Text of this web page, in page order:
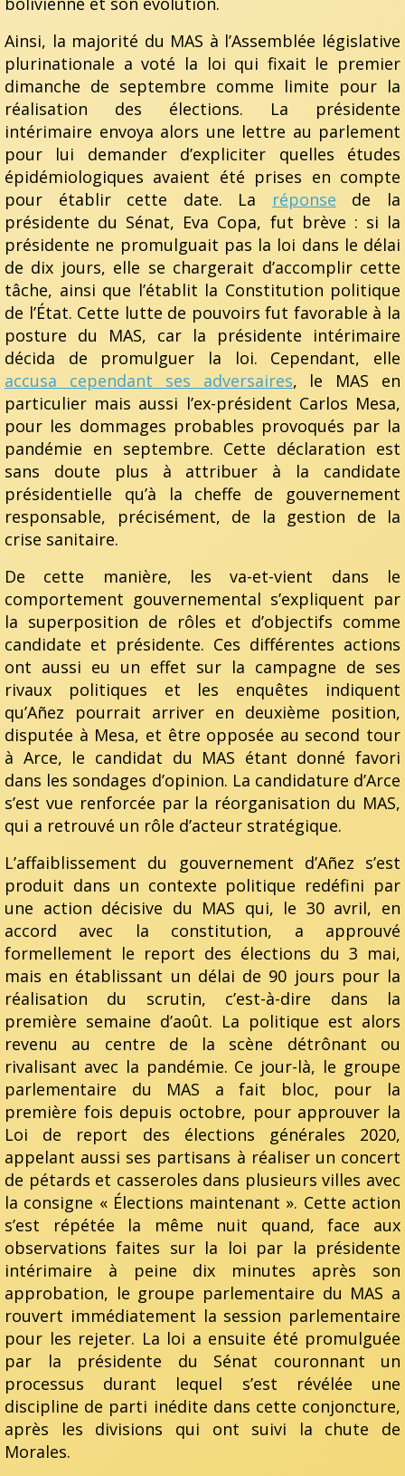
Ainsi, la majorité du MAS à l’Assemblée législative
plurinationale a voté la loi qui fixait le premier
dimanche de septembre comme limite pour la
réalisation des élections. La présidente
intérimaire envoya alors une lettre au parlement
pour lui demander d’expliciter quelles études
épidémiologiques avaient été prises en compte
pour établir cette date. La réponse de la
présidente du Sénat, Eva Copa, fut brève : si la
présidente ne promulguait pas la loi dans le délai
de dix jours, elle se chargerait d’accomplir cette
tâche, ainsi que l’établit la Constitution politique
de l’État. Cette lutte de pouvoirs fut favorable à la
posture du MAS, car la présidente intérimaire
décida de promulguer la loi. Cependant, elle
accusa cependant ses adversaires, le MAS en
particulier mais aussi l’ex-président Carlos Mesa,
pour les dommages probables provoqués par la
pandémie en septembre. Cette déclaration est
sans doute plus à attribuer à la candidate
présidentielle qu’à la cheffe de gouvernement
responsable, précisément, de la gestion de la
crise sanitaire.
De cette manière, les va-et-vient dans le
comportement gouvernemental s’expliquent par
la superposition de rôles et d’objectifs comme
candidate et présidente. Ces différentes actions
ont aussi eu un effet sur la campagne de ses
rivaux politiques et les enquêtes indiquent
qu’Añez pourrait arriver en deuxième position,
disputée à Mesa, et être opposée au second tour
à Arce, le candidat du MAS étant donné favori
dans les sondages d’opinion. La candidature d’Arce
s’est vue renforcée par la réorganisation du MAS,
qui a retrouvé un rôle d’acteur stratégique.
L’affaiblissement du gouvernement d’Añez s’est
produit dans un contexte politique redéfini par
une action décisive du MAS qui, le 30 avril, en
accord avec la constitution, a approuvé
formellement le report des élections du 3 mai,
mais en établissant un délai de 90 jours pour la
réalisation du scrutin, c’est-à-dire dans la
première semaine d’août. La politique est alors
revenu au centre de la scène détrônant ou
rivalisant avec la pandémie. Ce jour-là, le groupe
parlementaire du MAS a fait bloc, pour la
première fois depuis octobre, pour approuver la
Loi de report des élections générales 2020,
appelant aussi ses partisans à réaliser un concert
de pétards et casseroles dans plusieurs villes avec
la consigne « Élections maintenant ». Cette action
s’est répétée la même nuit quand, face aux
observations faites sur la loi par la présidente
intérimaire à peine dix minutes après son
approbation, le groupe parlementaire du MAS a
rouvert immédiatement la session parlementaire
pour les rejeter. La loi a ensuite été promulguée
par la présidente du Sénat couronnant un
processus durant lequel s’est révélée une
discipline de parti inédite dans cette conjoncture,
après les divisions qui ont suivi la chute de
Morales.